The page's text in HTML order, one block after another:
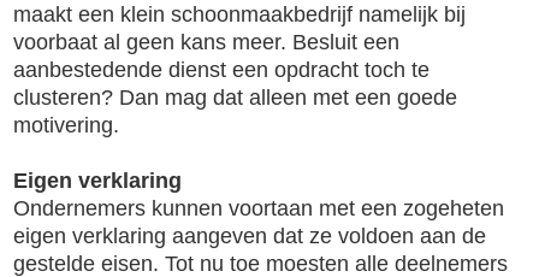
maakt een klein schoonmaakbedrijf namelijk bij
voorbaat al geen kans meer. Besluit een
aanbestedende dienst een opdracht toch te
clusteren? Dan mag dat alleen met een goede
motivering.
Eigen verklaring
Ondernemers kunnen voortaan met een zogeheten
eigen verklaring aangeven dat ze voldoen aan de
gestelde eisen. Tot nu toe moesten alle deelnemers